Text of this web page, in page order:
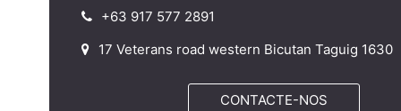
+63 917 577 2891
17 Veterans road western Bicutan Taguig 1630
CONTACTE-NOS